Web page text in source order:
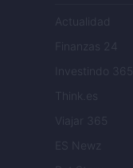
Actualidad
Finanzas 24
Investindo 365
Think.es
Viajar 365
ES Newz